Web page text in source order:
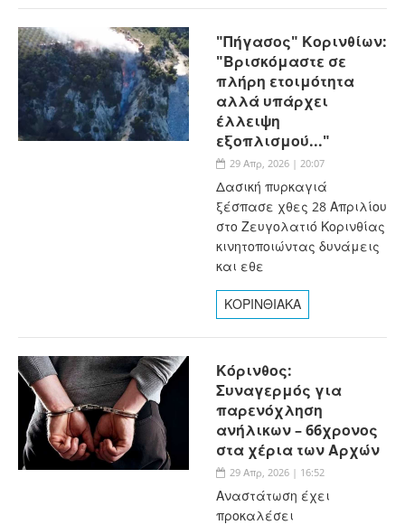
"Πήγασος" Κορινθίων:
"Βρισκόμαστε σε
πλήρη ετοιμότητα
αλλά υπάρχει
έλλειψη
εξοπλισμού..."
29 Απρ, 2026 | 20:07
Δασική πυρκαγιά
ξέσπασε χθες 28 Απριλίου
στο Ζευγολατιό Κορινθίας
κινητοποιώντας δυνάμεις
και εθε
ΚΟΡΙΝΘΙΑΚΑ
Κόρινθος:
Συναγερμός για
παρενόχληση
ανήλικων – 66χρονος
στα χέρια των Αρχών
29 Απρ, 2026 | 16:52
Αναστάτωση έχει
προκαλέσει